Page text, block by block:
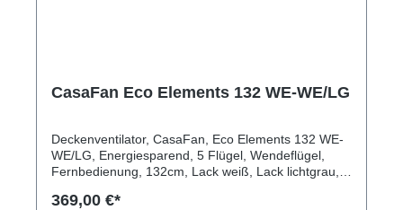
CasaFan Eco Elements 132 WE-WE/LG
Deckenventilator, CasaFan, Eco Elements 132 WE-
WE/LG, Energiesparend, 5 Flügel, Wendeflügel,
Fernbedienung, 132cm, Lack weiß, Lack lichtgrau,
369,00 €*